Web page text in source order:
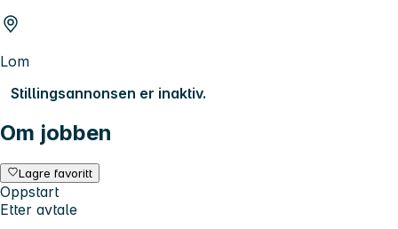
Lom
Stillingsannonsen er inaktiv.
Om jobben
Lagre favoritt
Oppstart
Etter avtale